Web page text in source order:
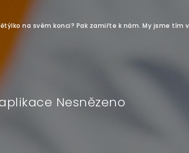
na svém konci? Pak zamiřte k nám. My jsme tím
Nesnězeno